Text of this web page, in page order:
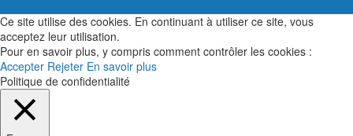
Ce site utilise des cookies. En continuant à utiliser ce site, vous
acceptez leur utilisation.
Pour en savoir plus, y compris comment contrôler les cookies :
Accepter Rejeter En savoir plus
Politique de confidentialité